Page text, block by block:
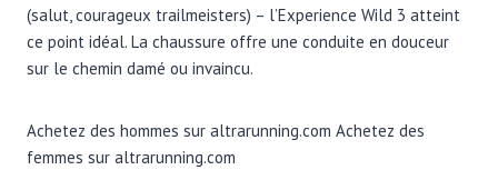
(salut, courageux trailmeisters) – l’Experience Wild 3 atteint
ce point idéal. La chaussure offre une conduite en douceur
sur le chemin damé ou invaincu.
Achetez des hommes sur altrarunning.com Achetez des
femmes sur altrarunning.com